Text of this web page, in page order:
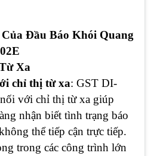
Đầu Báo Khói Quang
Xa
chỉ thị từ xa: GST DI-
với chỉ thị từ xa giúp
nhận biết tình trạng báo
thể tiếp cận trực tiếp.
trong các công trình lớn